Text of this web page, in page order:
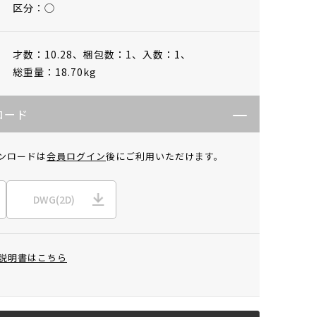
区分：◯
才数：10.28、 梱包数：1、 入数：1、
総重量：18.70kg
ド
ロードは会員ログイン後にご利用いただけます。
DWG(2D)
明書はこちら